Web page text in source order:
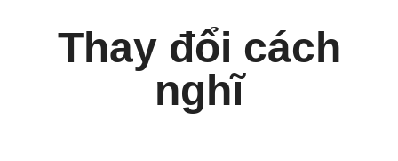
Thay đổi cách
nghĩ